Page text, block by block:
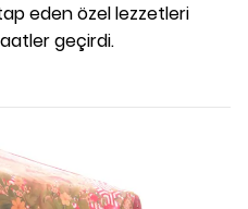
eden özel lezzetleri
geçirdi.